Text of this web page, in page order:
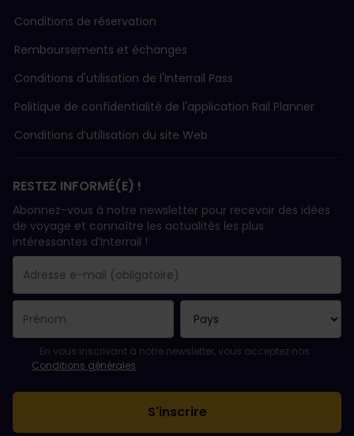
Conditions de réservation
Remboursements et échanges
Conditions d'utilisation de l'Interrail Pass
Politique de confidentialité de l'application Rail Planner
Conditions d’utilisation du site Web
RESTEZ INFORMÉ(E) !
Abonnez-vous à notre newsletter pour recevoir des idées
de voyage et connaître les actualités les plus
intéressantes d’Interrail !
Votre abonnement a bien été pris en compte.
Le champ adresse e-mail est obligatoire.
L'adresse e-mail n'est pas valide !
L'inscription à la newsletter a échoué. Veuillez réessayer
Vous êtes déjà abonné(e) à cette newsletter.
Veuillez accepter les conditions générales pour vous inscrire à
En vous inscrivant à notre newsletter, vous acceptez nos
Conditions générales.